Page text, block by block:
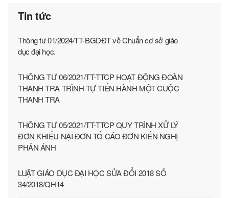
Tin tức
Thông tư 01/2024/TT-BGDĐT về Chuẩn cơ sở giáo
dục đại học.
THÔNG TƯ 06/2021/TT-TTCP HOẠT ĐỘNG ĐOÀN
THANH TRA TRÌNH TỰ TIẾN HÀNH MỘT CUỘC
THANH TRA
THÔNG TƯ 05/2021/TT-TTCP QUY TRÌNH XỬ LÝ
ĐƠN KHIẾU NẠI ĐƠN TỐ CÁO ĐƠN KIẾN NGHỊ
PHẢN ÁNH
LUẬT GIÁO DỤC ĐẠI HỌC SỬA ĐỔI 2018 SỐ
34/2018/QH14